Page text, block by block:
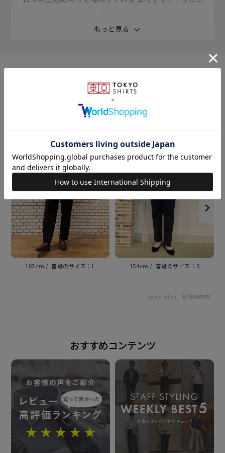
【ブラックカラー×ミモザ / ユーカリ】
ギンガムチェックでモード感のある ブラックに幸運や
した一枚。
-透け防止レディース-
透け感軽減＋UVカット生地でどんな 季節もお洒落な着
形態安定加工と綿×ポリエステル 素材で、クリーニン
グ要らずの 自宅で取扱い楽ちんのワイシャツ。
ポリエステル75% 綿25%
仕様
カフリンクス使用可能
前身頃ダーツなし・後身頃ダーツ入り
台衿内側・カフス裏側：別布仕様
もっと見る
このアイテムを使ったスタイリング
L
162cm S
154cm
powered by
おすすめコンテンツ